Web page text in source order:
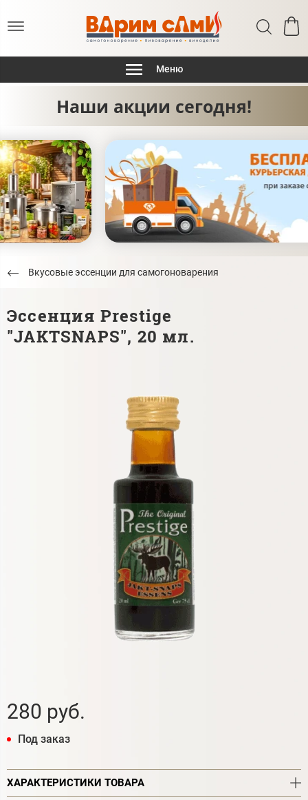
Меню
Наши акции сегодня!
Вкусовые эссенции для самогоноварения
Эссенция Prestige
"JAKTSNAPS", 20 мл.
280 руб.
Под заказ
ХАРАКТЕРИСТИКИ ТОВАРА